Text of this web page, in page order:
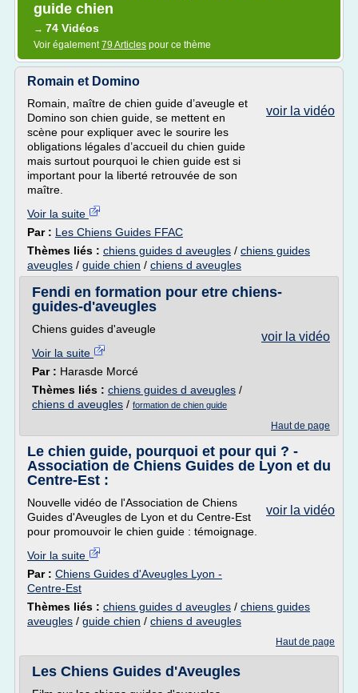
guide chien
→ 74 Vidéos
Voir également79 Articles pour ce thème
Romain et Domino
voir la vidéo
Romain, maître de chien guide d’aveugle et
Domino son chien guide, se mettent en
scène pour expliquer avec le sourire les
obligations légales d’accueil du chien guide
mais surtout pourquoi le chien guide est si
important pour la liberté retrouvée de son
maître.
Voir la suite
Par : Les Chiens Guides FFAC
Thèmes liés : chiens guides d aveugles / chiens guides
aveugles / guide chien / chiens d aveugles
Fendi en formation pour etre chiens-
guides-d'aveugles
voir la vidéo
Chiens guides d'aveugle
Voir la suite
Par : Harasde Morcé
Thèmes liés : chiens guides d aveugles /
chiens d aveugles / formation de chien guide
Haut de page
Le chien guide, pourquoi et pour qui ? -
Association de Chiens Guides de Lyon et du
Centre-Est :
voir la vidéo
Nouvelle vidéo de l'Association de Chiens
Guides d'Aveugles de Lyon et du Centre-Est
pour promouvoir le chien guide : témoignage.
Voir la suite
Par : Chiens Guides d'Aveugles Lyon -
Centre-Est
Thèmes liés : chiens guides d aveugles / chiens guides
aveugles / guide chien / chiens d aveugles
Haut de page
Les Chiens Guides d'Aveugles